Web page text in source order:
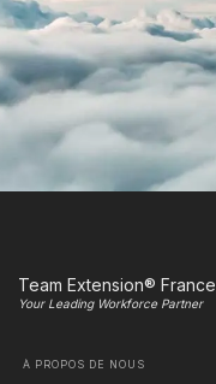
Team Extension® France
Your Leading Workforce Partner
À PROPOS DE NOUS